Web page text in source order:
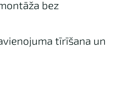
bez
tīrīšana un